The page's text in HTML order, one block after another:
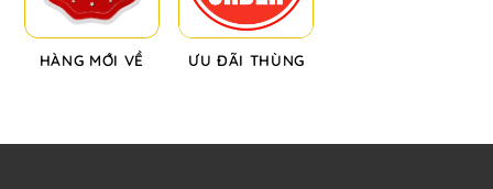
HÀNG MỚI VỀ ƯU ĐÃI THÙNG